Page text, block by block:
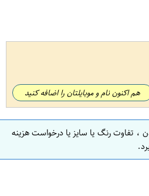
هم اکنون نام و موبایلتان را اضافه کنید
، تفاوت رنگ یا سایز یا درخواست هزینه